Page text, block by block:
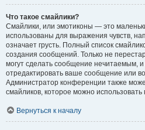
Что такое смайлики?
Смайлики, или эмотиконы — это
использованы для выражения чувств,
означает грусть. Полный список
создания сообщений. Только не
могут сделать сообщение нечитаемым,
отредактировать ваше сообщение или
Администратор конференции также
смайликов, которое можно
Вернуться к началу